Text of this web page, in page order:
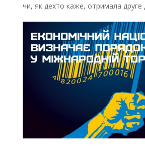
чи, як дехто каже, отримала друге